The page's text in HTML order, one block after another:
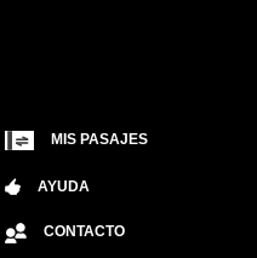
MIS PASAJES
AYUDA
CONTACTO